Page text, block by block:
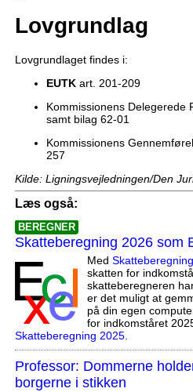
Lovgrundlag
Lovgrundlaget findes i:
EUTKart. 201-209
Kommissionens Delegerede
samt bilag 62-01
Kommissionens
257
Kilde: Ligningsvejledningen/Den
Læs også:
BEREGNER
Skatteberegning 2026 som
Med
skatten for
skatteberegneren
er det muligt at
på din egen
for indkomståret
Skatteberegning 2025.
Professor: Dommerne
borgerne i stikken